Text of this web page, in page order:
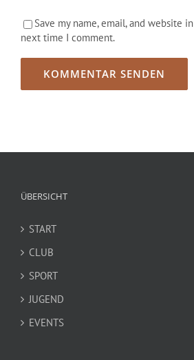
Save my name, email, and website
next time I comment.
ÜBERSICHT
START
CLUB
SPORT
JUGEND
EVENTS